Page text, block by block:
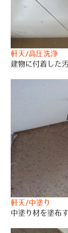
軒天/高圧洗浄
建物に付着した
軒天/中塗り
中塗り材を塗布